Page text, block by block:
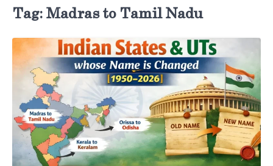
Tag:Madras to Tamil Nadu